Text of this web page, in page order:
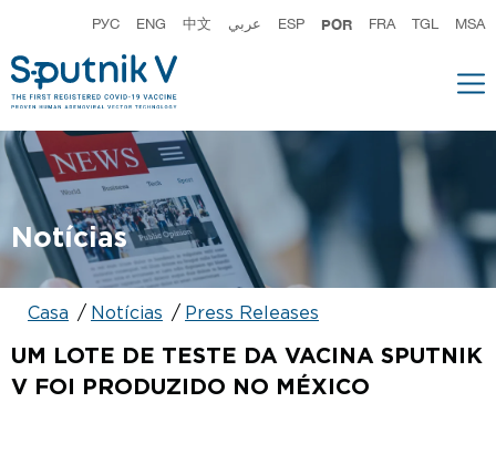
РУС ENG 中文 عربي ESP POR FRA TGL MSA
Notícias
Сasa Notícias Press Releases
UM LOTE DE TESTE DA VACINA SPUTNIK
V FOI PRODUZIDO NO MÉXICO